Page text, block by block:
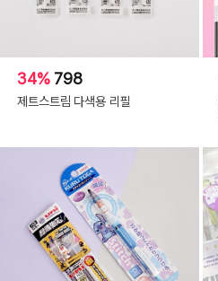
34% 798
제트스트림 다색용 리필